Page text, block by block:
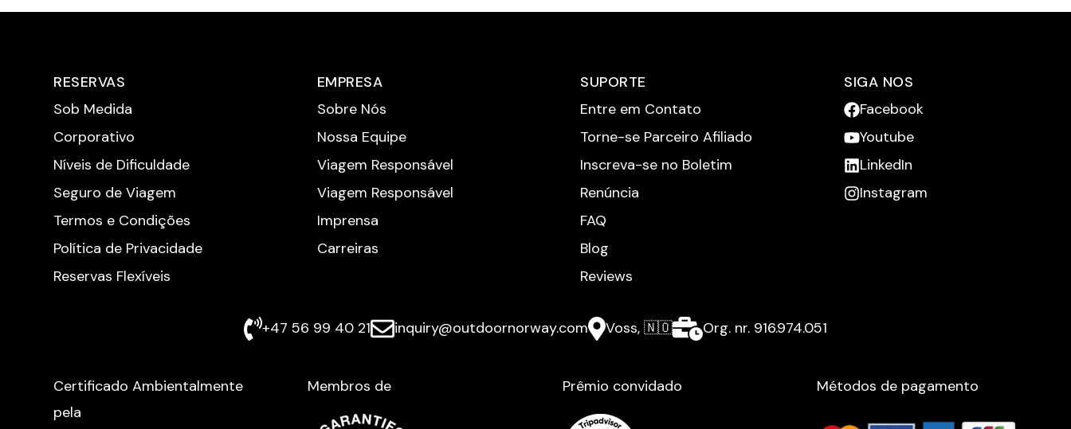
RESERVAS
Sob Medida
Corporativo
Níveis de Dificuldade
Seguro de Viagem
Termos e Condições
Política de Privacidade
Reservas Flexíveis
EMPRESA
Sobre Nós
Nossa Equipe
Viagem Responsável
Viagem Responsável
Imprensa
Carreiras
SUPORTE
Entre em Contato
Torne-se Parceiro Afiliado
Inscreva-se no Boletim
Renúncia
FAQ
Blog
Reviews
SIGA NOS
Facebook
Youtube
LinkedIn
Instagram
+47 56 99 40 21 inquiry@outdoornorway.com Voss, 🇳🇴 Org. nr. 916.974.051
Certificado Ambientalmente
pela
Membros de Prêmio convidado Métodos de pagamento